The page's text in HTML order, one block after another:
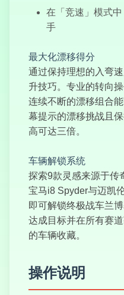
在「竞速」模式
手
最大化漂移得分
通过保持理想的入弯
升技巧。专业的转向
连续不断的漂移组合
幕提示的漂移挑战且
高可达三倍。
车辆解锁系统
探索9款灵感来源于传
宝马i8 Spyder与迈凯
即可解锁终极战车兰
达成目标并在所有赛
的车辆收藏。
操作说明